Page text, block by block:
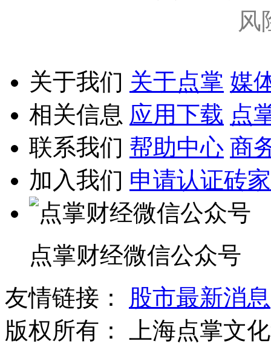
风
关于我们 关于点掌 媒
相关信息 应用下载 点
联系我们 帮助中心 商
加入我们 申请认证砖家
点掌财经微信公众号
友情链接：
股市最新消息
版权所有：
上海点掌文